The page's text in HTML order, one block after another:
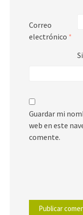
Correo
electrónico *
Guardar mi
web en este
comente.